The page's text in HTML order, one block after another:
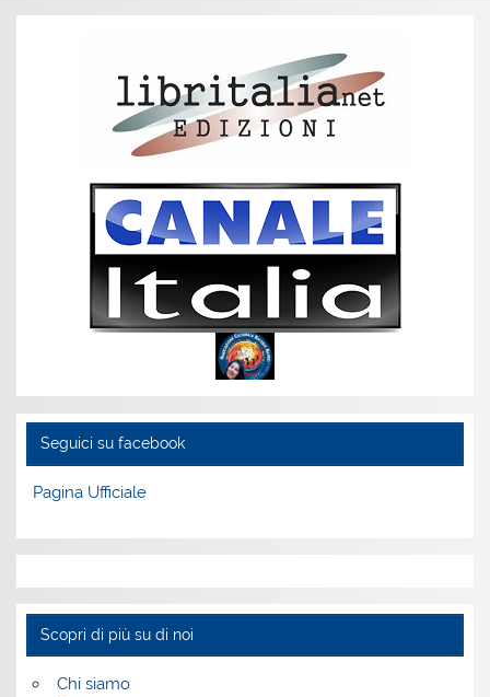
Seguici su facebook
Pagina Ufficiale
Scopri di più su di noi
Chi siamo